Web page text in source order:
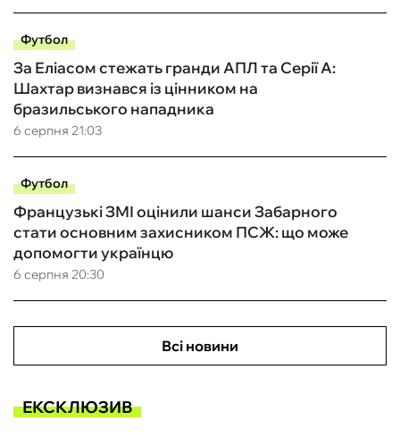
Футбол
6 серпня 21:03
За Еліасом стежать гранди АПЛ та Серії А:
Шахтар визнався із цінником на
бразильського нападника
Футбол
6 серпня 20:30
Французькі ЗМІ оцінили шанси Забарного
стати основним захисником ПСЖ: що може
допомогти українцю
Всі новини
ЕКСКЛЮЗИВ